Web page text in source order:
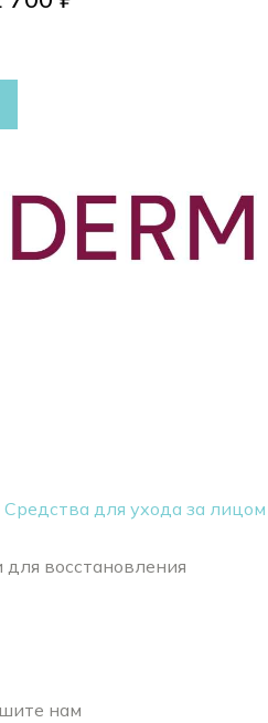
Средства для ухода за лицом
восстановления
нам